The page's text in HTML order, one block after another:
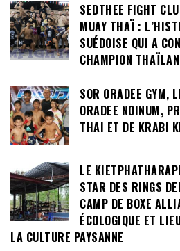
SEDTHEE FIGHT
MUAY THAÏ :
SUÉDOISE QUI A
CHAMPION
SOR ORADEE GYM,
ORADEE NOINUM,
THAI ET DE KRABI
LE
STAR DES RINGS
CAMP DE BOXE
ÉCOLOGIQUE ET
LA CULTURE PAYSANNE